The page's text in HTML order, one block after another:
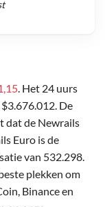
. Het 24 uurs
De
dat de Newrails
Euro is de
van 532.298.
plekken om
Binance en